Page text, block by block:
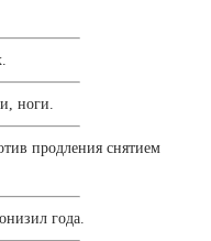
ноги.
продления снятием
года.